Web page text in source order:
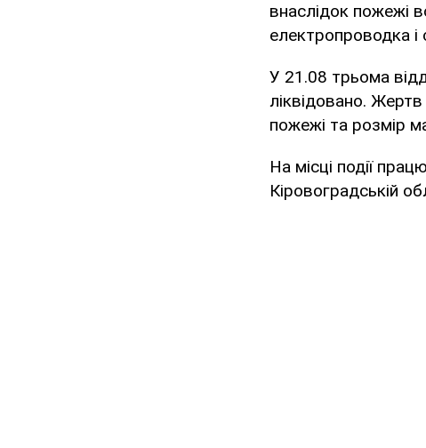
внаслідок пожежі
електропроводка
У 21.08 трьома
ліквідовано.
пожежі та розмір
На місці події
Кіровоградській